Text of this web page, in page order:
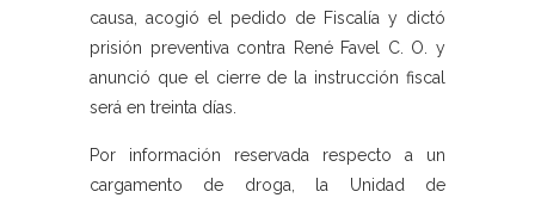
causa, acogió el pedido de Fiscalía y dictó
prisión preventiva contra René Favel C. O. y
anunció que el cierre de la instrucción fiscal
será en treinta días.
Por información reservada respecto a un
cargamento de droga, la Unidad de